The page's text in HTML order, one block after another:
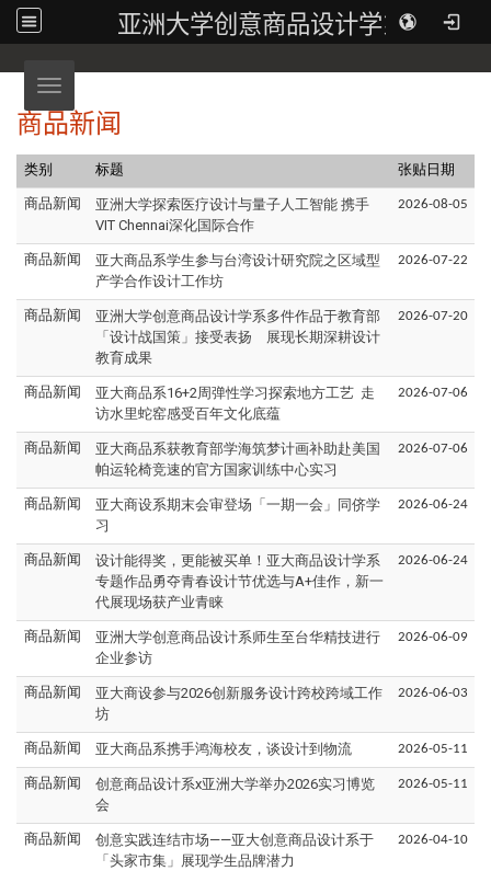
亚洲大学创意商品设计学系
Toggle navigation
商品新闻
类别 标题 张贴日期
商品新闻
亚洲大学探索医疗设计与量子人工智能 携手
VIT Chennai深化国际合作
2026-08-05
商品新闻
亚大商品系学生参与台湾设计研究院之区域型
产学合作设计工作坊
2026-07-22
商品新闻
亚洲大学创意商品设计学系多件作品于教育部
「设计战国策」接受表扬 展现长期深耕设计
教育成果
2026-07-20
商品新闻
亚大商品系16+2周弹性学习探索地方工艺 走
访水里蛇窑感受百年文化底蕴
2026-07-06
商品新闻
亚大商品系获教育部学海筑梦计画补助赴美国
帕运轮椅竞速的官方国家训练中心实习
2026-07-06
商品新闻
亚大商设系期末会审登场「一期一会」同侪学
习
2026-06-24
商品新闻
设计能得奖，更能被买单！亚大商品设计学系
专题作品勇夺青春设计节优选与A+佳作，新一
代展现场获产业青睐
2026-06-24
商品新闻
亚洲大学创意商品设计系师生至台华精技进行
企业参访
2026-06-09
商品新闻
亚大商设参与2026创新服务设计跨校跨域工作
坊
2026-06-03
商品新闻 亚大商品系携手鸿海校友，谈设计到物流 2026-05-11
商品新闻
创意商品设计系x亚洲大学举办2026实习博览
会
2026-05-11
商品新闻
创意实践连结市场——亚大创意商品设计系于
「头家市集」展现学生品牌潜力
2026-04-10